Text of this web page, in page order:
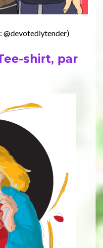
@devotedlytender)
shirt, par